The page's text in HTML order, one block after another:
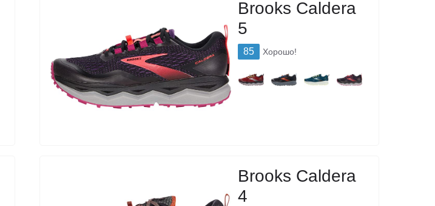
Brooks Caldera
5
85 Хорошо!
Brooks Caldera
4